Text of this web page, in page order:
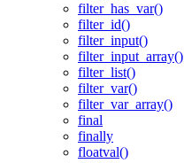
filter_has_var()
filter_id()
filter_input()
filter_input_array()
filter_list()
filter_var()
filter_var_array()
final
finally
floatval()